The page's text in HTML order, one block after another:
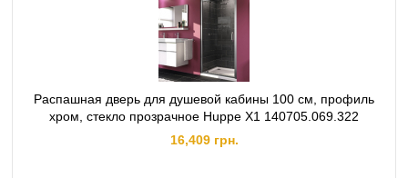
Распашная дверь для душевой кабины 100 см, профиль
хром, стекло прозрачное Huppe X1 140705.069.322
16,409 грн.